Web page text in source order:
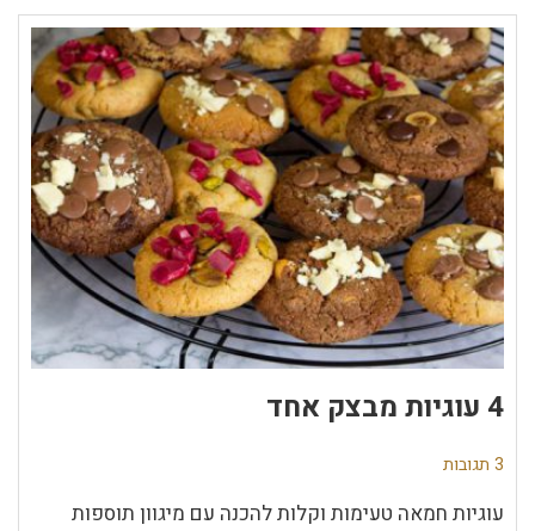
4 עוגיות מבצק אחד
3 תגובות
עוגיות חמאה טעימות וקלות להכנה עם מיגוון תוספות